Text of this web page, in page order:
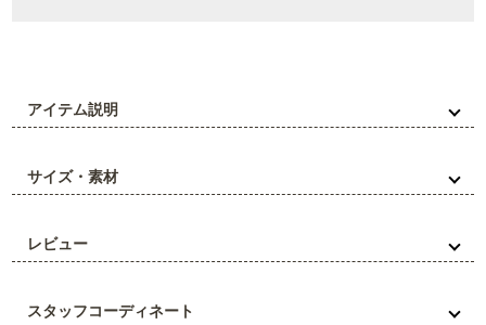
アイテム説明
サイズ・素材
レビュー
スタッフコーディネート